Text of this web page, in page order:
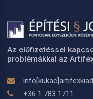
Az előfizetéssel
problémákkal az
+36 1 783 1711